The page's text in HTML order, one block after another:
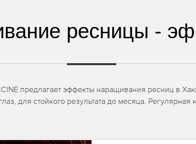
ресницы -
предлагает эффекты наращивания ресниц в
для стойкого результата до месяца.